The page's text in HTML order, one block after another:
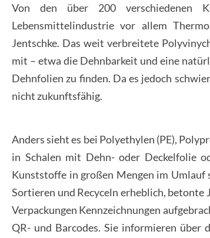
Von den über 200 verschiedenen
Lebensmittelindustrie vor allem
Jentschke. Das weit verbreitete
mit – etwa die Dehnbarkeit und eine
Dehnfolien zu finden. Da es jedoch
nicht zukunftsfähig.
Anders sieht es bei Polyethylen (PE),
in Schalen mit Dehn- oder Deckelfolie
Kunststoffe in großen Mengen im Umlauf
Sortieren und Recyceln erheblich, betonte
Verpackungen Kennzeichnungen
QR- und Barcodes. Sie informieren über